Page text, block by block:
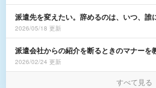
派遣先を変えたい。辞めるのは、いつ、誰
2026/05/18 更新
派遣会社からの紹介を断るときのマナーを
2026/02/24 更新
すべて見る